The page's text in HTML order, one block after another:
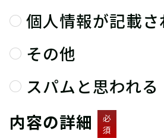
個人情報が記載さ
その他
スパムと思われる
内容の詳細
必
須